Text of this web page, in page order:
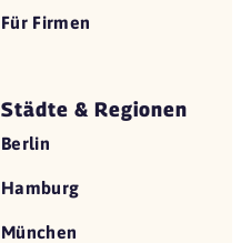
Für Firmen
Städte & Regionen
Berlin
Hamburg
München